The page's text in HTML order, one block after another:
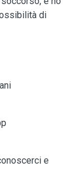
di
e